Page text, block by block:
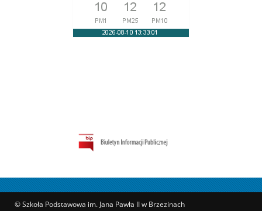
© Szkoła Podstawowa im. Jana Pawła II w Brzezinach